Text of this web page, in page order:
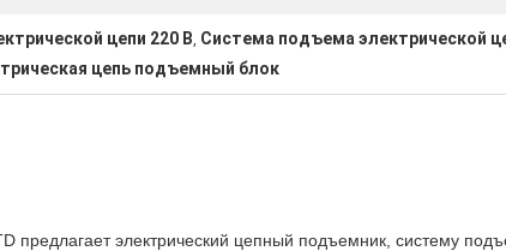
цепи 220 В, Система подъема электрической
цепь подъемный блок
предлагает электрический цепный подъемник, систему